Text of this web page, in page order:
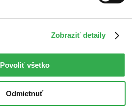
Zobraziť detaily
Povoliť všetko
Odmietnuť